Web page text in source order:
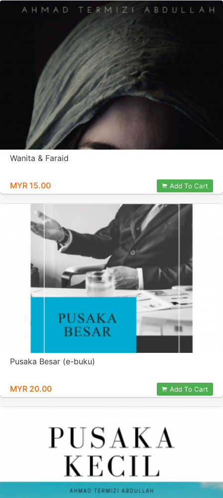
Wanita & Faraid
MYR 15.00 Add To Cart
Pusaka Besar (e-buku)
MYR 20.00 Add To Cart